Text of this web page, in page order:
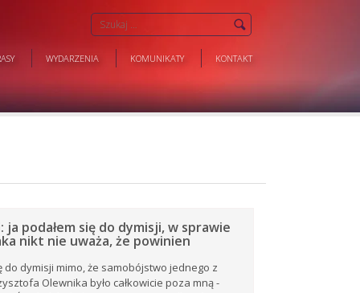
WYDARZENIA KOMUNIKATY KONTAKT
ja podałem się do dymisji, w sprawie
nikt nie uważa, że powinien
do dymisji mimo, że samobójstwo jednego z
Olewnika było całkowicie poza mną -